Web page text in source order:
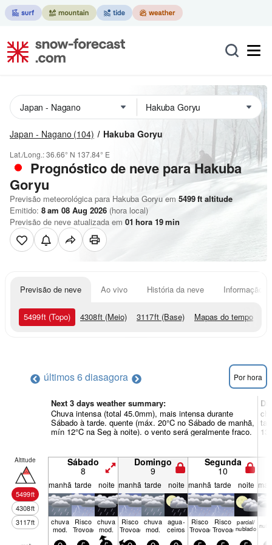
Japan - Nagano (104) Hakuba Goryu
Lat./Long.:36.66° N 137.84° E
Prognóstico de neve para Hakuba
Goryu
Previsão meteorológica para Hakuba Goryu em 5499ft altitude
Emitido: 8 am 08 Aug 2026 (hora local)
Previsão de neve atualizada em 01 hora 19min
Previsão de neve Ao vivo História da neve Informação
5499ft (Topo) 4308ft (Meio) 3117ft (Base) Mapas do tempo
últimos 6 diasagora Por hora
Next 3 days weather summary:
Chuva intensa (total 45.0mm), mais intensa durante
Sábado à tarde. quente (máx. 20°C no Sábado de manhã,
mín 12°C na Seg à noite). o vento será geralmente fraco.
Altitude
5499ft
4308ft
3117ft
Sábado
8
Domingo
9
Segunda
10
manhã tarde noite manhã tarde noite manhã tarde noite
chuva
mod.
Risco
Trovoada
chuva
mod.
Risco
Trovoada
chuva
mod.
agua­
ceiros
Risco
Trovoada
Risco
Trovoada
parcial/
nublado